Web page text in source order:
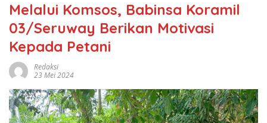
Melalui Komsos, Babinsa Koramil
03/Seruway Berikan Motivasi
Kepada Petani
Redaksi
23 Mei 2024